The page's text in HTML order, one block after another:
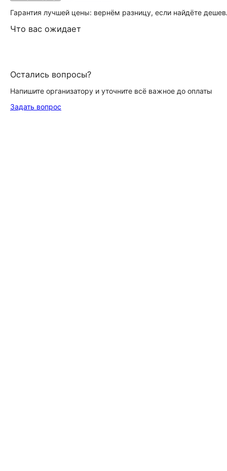
Гарантия лучшей цены: вернём разницу, если найдёте
Что вас ожидает
Остались вопросы?
Напишите организатору и уточните всё важное до оплаты
Задать вопрос